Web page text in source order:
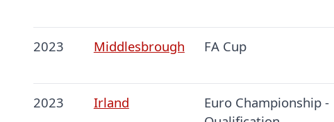
2023 Middlesbrough FA Cup
2023 Irland
Euro Championship -